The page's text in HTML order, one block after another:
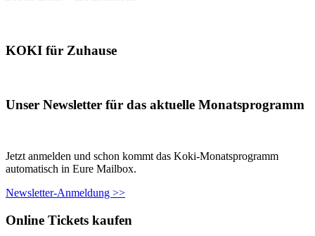
KOKI für Zuhause
Unser Newsletter für das aktuelle Monatsprogramm
Jetzt anmelden und schon kommt das Koki-Monatsprogramm
automatisch in Eure Mailbox.
Newsletter-Anmeldung >>
Online Tickets kaufen